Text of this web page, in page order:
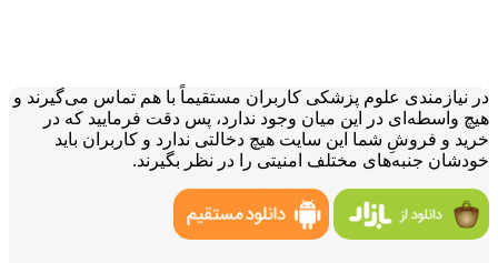
در نیازمندی علوم پزشکی کاربران مستقیماً با هم تماس می‌گیرند و
هیچ واسطه‌ای در این میان وجود ندارد، پس دقت فرمایید که در
خرید و فروشِ شما این سایت هیچ دخالتی ندارد و کاربران باید
خودشان جنبه‌های مختلف امنیتی را در نظر بگیرند.